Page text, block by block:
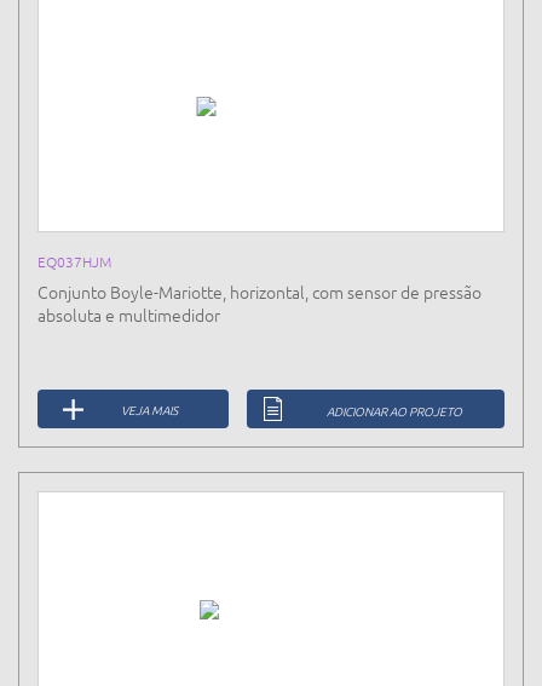
EQ037HJM
Conjunto Boyle-Mariotte, horizontal, com sensor de pressão
absoluta e multimedidor
VEJA MAIS ADICIONAR AO PROJETO